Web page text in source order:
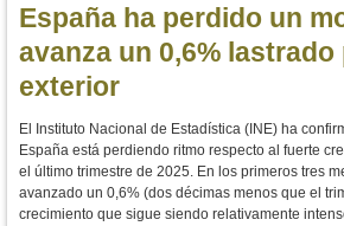
España ha perdido un
avanza un 0,6%
exterior
El Instituto Nacional de Estadística (INE) ha
España está perdiendo ritmo respecto al fuerte
el último trimestre de 2025. En los primeros tres
avanzado un 0,6% (dos décimas menos que el
crecimiento que sigue siendo relativamente